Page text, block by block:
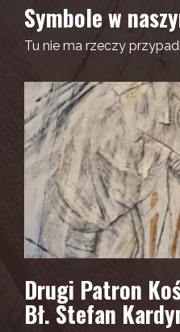
Symbole w
Tu nie ma rzeczy
Drugi Patron
Bł. Stefan